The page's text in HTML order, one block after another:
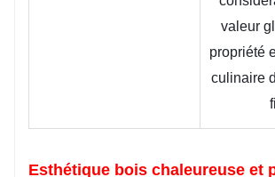
valeur
propriété
culinaire
Esthétique bois chaleureuse et